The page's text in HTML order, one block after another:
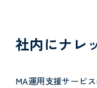
社内にナレ
MA運用支援サービ